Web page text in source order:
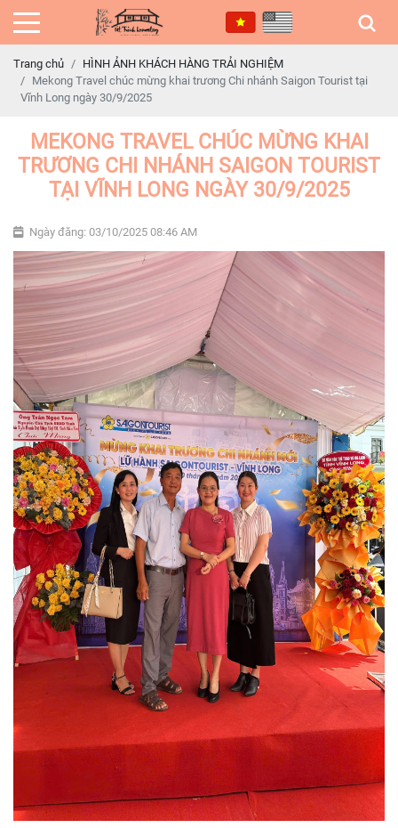
Trang chủ
HÌNH ẢNH KHÁCH HÀNG TRẢI NGHIỆM
Mekong Travel chúc mừng khai trương Chi nhánh Saigon Tourist tại
Vĩnh Long ngày 30/9/2025
MEKONG TRAVEL CHÚC MỪNG KHAI
TRƯƠNG CHI NHÁNH SAIGON TOURIST
TẠI VĨNH LONG NGÀY 30/9/2025
Ngày đăng: 03/10/2025 08:46 AM